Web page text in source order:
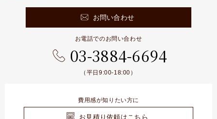
お問い合わせ
お電話でのお問い合わせ
03-3884-6694
（平日9:00-18:00）
費用感が知りたい方に
お見積り依頼はこちら